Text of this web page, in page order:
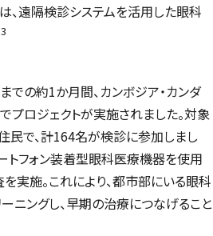
、遠隔検診システムを活用した眼科
の約1か月間、カンボジア・カンダ
ロジェクトが実施されました。対象
民で、計164名が検診に参加しまし
トフォン装着型眼科医療機器を使用
実施。これにより、都市部にいる眼科
ニングし、早期の治療につなげること